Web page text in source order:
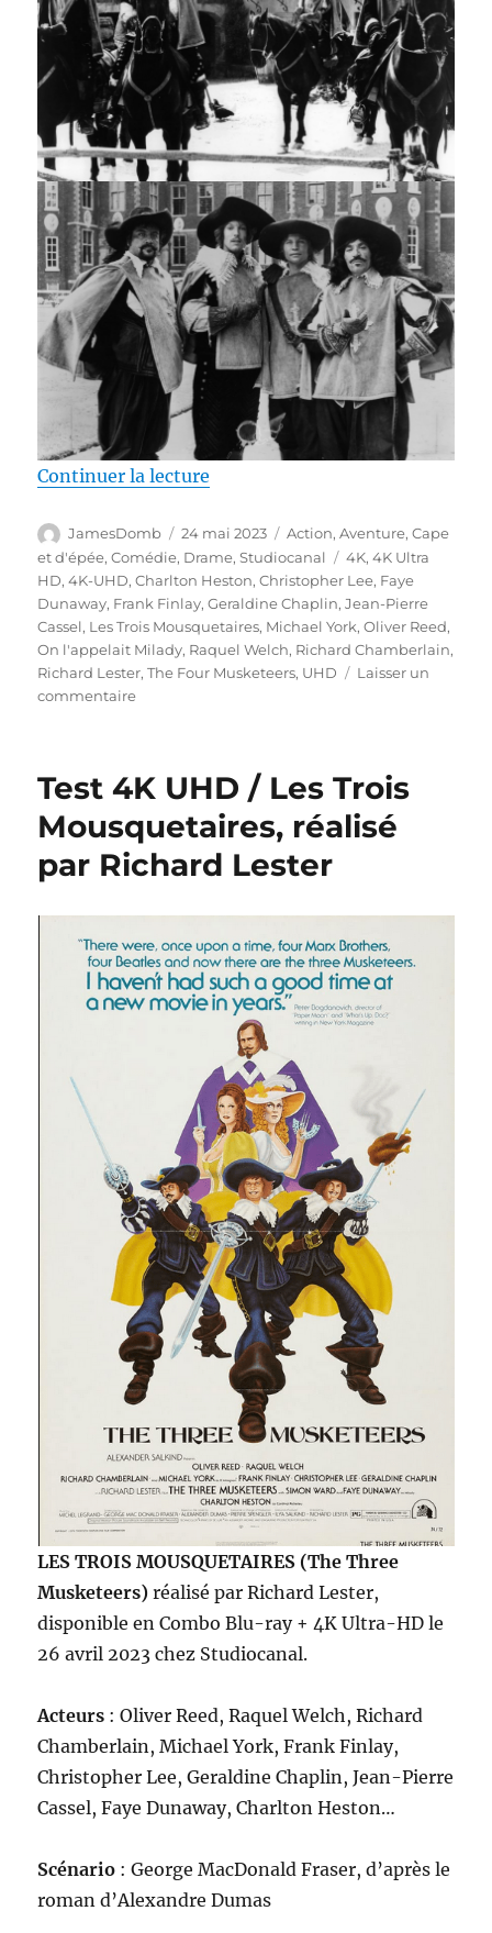
Continuer la lecture
Auteur
JamesDomb
Publié
le
24 mai 2023 Catégories
Action,Aventure,Cape
et d'épée,Comédie, Drame,Studiocanal Étiquettes
4K,4K Ultra
HD,4K-UHD,Charlton Heston,Christopher Lee, Faye
Dunaway, Frank Finlay,Geraldine Chaplin,Jean-Pierre
Cassel, Les Trois Mousquetaires, Michael York,Oliver Reed,
On l'appelait Milady, Raquel Welch, Richard Chamberlain,
Richard Lester,The Four Musketeers, UHD
Laisser un
commentairesur
/
l’appelait
Milady,
réalisé
Lester
Test 4K UHD / Les Trois
Mousquetaires, réalisé
par Richard Lester
LES TROIS MOUSQUETAIRES (The Three
Musketeers)réalisé par Richard Lester,
disponible en Combo Blu-ray + 4K Ultra-HD le
26 avril 2023 chez Studiocanal.
Acteurs : Oliver Reed, Raquel Welch, Richard
Chamberlain, Michael York, Frank Finlay,
Christopher Lee, Geraldine Chaplin, Jean-Pierre
Cassel, Faye Dunaway, Charlton Heston…
Scénario : George MacDonald Fraser, d’après le
roman d’Alexandre Dumas